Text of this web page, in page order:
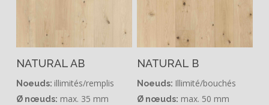
NATURAL AB
Noeuds: illimités/remplis
Ø nœuds: max. 35 mm
NATURAL B
Noeuds: Illimité/bouchés
Ø nœuds: max. 50 mm